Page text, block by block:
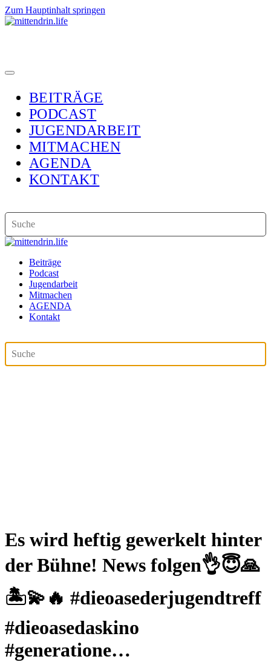
Zum Hauptinhalt springen
BEITRÄGE
PODCAST
JUGENDARBEIT
MITMACHEN
AGENDA
KONTAKT
Beiträge
Podcast
Jugendarbeit
Mitmachen
AGENDA
Kontakt
Es wird heftig gewerkelt hinter
der Bühne! News folgen👌😇🙏
🏝💫🔥 #dieoasederjugendtreff
#dieoasedaskino
#generatione…